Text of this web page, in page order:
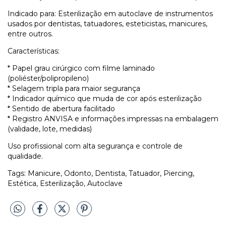
Indicado para: Esterilização em autoclave de instrumentos
usados por dentistas, tatuadores, esteticistas, manicures,
entre outros.
Características:
* Papel grau cirúrgico com filme laminado
(poliéster/polipropileno)
* Selagem tripla para maior segurança
* Indicador químico que muda de cor após esterilização
* Sentido de abertura facilitado
* Registro ANVISA e informações impressas na embalagem
(validade, lote, medidas)
Uso profissional com alta segurança e controle de
qualidade.
Tags: Manicure, Odonto, Dentista, Tatuador, Piercing,
Estética, Esterilização, Autoclave